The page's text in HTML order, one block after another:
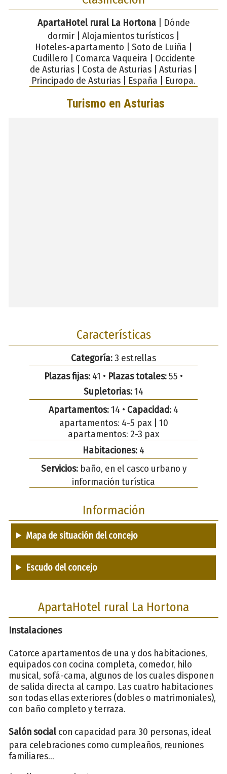
ApartaHotel rural La Hortona| Dónde
dormir | Alojamientos turísticos |
Hoteles-apartamento | Soto de Luiña |
Cudillero | Comarca Vaqueira | Occidente
de Asturias | Costa de Asturias | Asturias |
Principado de Asturias | España | Europa.
Características
Categoría:3 estrellas
Plazas fijas: 41 • Plazas totales:55 •
Supletorias:14
Apartamentos:14 • Capacidad: 4
apartamentos: 4-5 pax | 10
apartamentos: 2-3 pax
Habitaciones: 4
Servicios:baño, en el casco urbano y
información turística
Información
Mapa de situación del concejo
Escudo del concejo
ApartaHotel rural La Hortona
Instalaciones
Catorce apartamentos de una y dos habitaciones,
equipados con cocina completa, comedor, hilo
musical, sofá-cama, algunos de los cuales disponen
de salida directa al campo. Las cuatro habitaciones
son todas ellas exteriores (dobles o matrimoniales),
con baño completo y terraza.
Salón social con capacidad para 30 personas, ideal
para celebraciones como cumpleaños, reuniones
familiares...